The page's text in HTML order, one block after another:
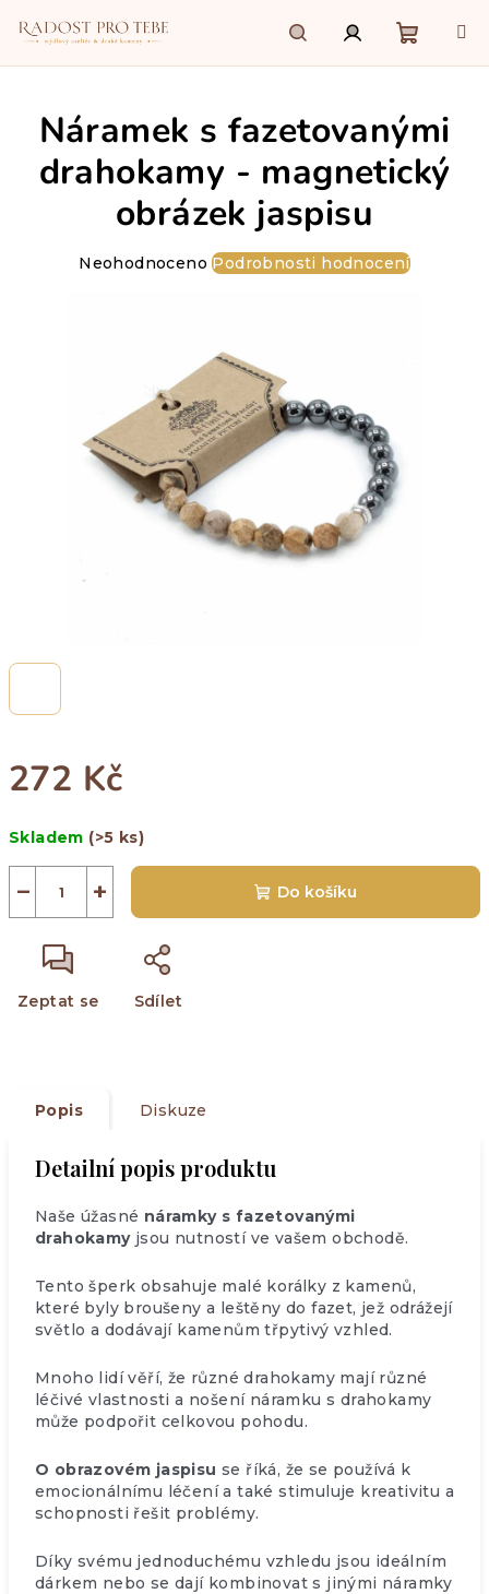
HledatPřihlášení
košík
272 Kč
cena:
Skladem (>5 ks)
+
− Do košíku
Zeptat se Sdílet
Náramek s fazetovanými
drahokamy - magnetický
obrázek jaspisu
Průměrné
hvězdiček.
Neohodnoceno Podrobnosti hodnocení
Popis Diskuze
Detailní popis produktu
Naše úžasné náramky s fazetovanými
drahokamyjsou nutností ve vašem obchodě.
Tento šperk obsahuje malé korálky z kamenů,
které byly broušeny a leštěny do fazet, jež odrážejí
světlo a dodávají kamenům třpytivý vzhled.
Mnoho lidí věří, že různé drahokamy mají různé
léčivé vlastnosti a nošení náramku s drahokamy
může podpořit celkovou pohodu.
O obrazovém jaspisu se říká, že se používá k
emocionálnímu léčení a také stimuluje kreativitu a
schopnosti řešit problémy.
Díky svému jednoduchému vzhledu jsou ideálním
dárkem nebo se dají kombinovat s jinými náramky